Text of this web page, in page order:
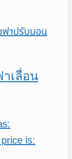
เลื่อน
is: